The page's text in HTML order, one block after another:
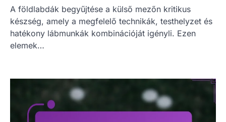
A földlabdák begyűjtése a külső mezőn kritikus
készség, amely a megfelelő technikák, testhelyzet és
hatékony lábmunkák kombinációját igényli. Ezen
elemek…